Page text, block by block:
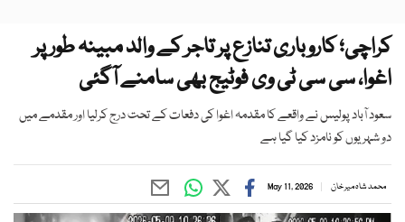
کراچی؛ کاروباری تنازع پر تاجر کے والد مبینہ طور پر
اغوا، سی سی ٹی وی فوٹیج بھی سامنے آگئی
سعود آباد پولیس نے واقعے کا مقدمہ اغوا کی دفعات کے تحت درج کرلیا اور مقدمے میں
دو شہریوں کو نامزد کیا گیا ہے
محمد شاہ میر خان May 11, 2026